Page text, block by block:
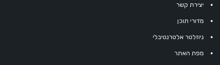
יצירת קשר
מדורי תוכן
ניוזלטר אלטרנטיבלי
מפת האתר